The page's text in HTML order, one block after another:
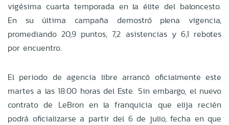
vigésima cuarta temporada en la élite del baloncesto.
En su última campaña demostró plena vigencia,
promediando 20,9 puntos, 7,2 asistencias y 6,1 rebotes
por encuentro.
El periodo de agencia libre arrancó oficialmente este
martes a las 18:00 horas del Este. Sin embargo, el nuevo
contrato de LeBron en la franquicia que elija recién
podrá oficializarse a partir del 6 de julio, fecha en que